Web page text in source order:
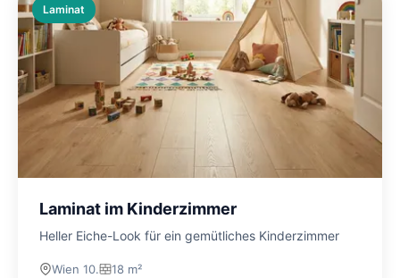
Laminat
Laminat im Kinderzimmer
Heller Eiche-Look für ein gemütliches Kinderzimmer
Wien 10. 18 m²